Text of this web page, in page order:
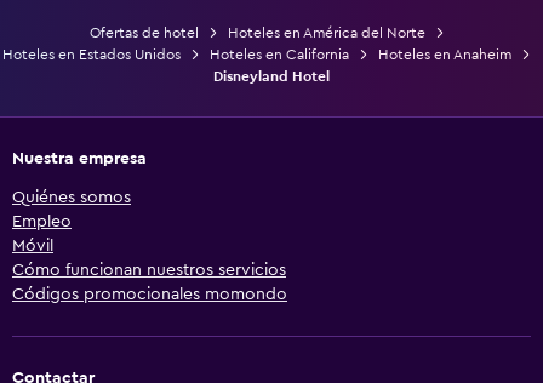
Ofertas de hotel
Hoteles en América del Norte
Hoteles en Estados Unidos
Hoteles en California
Hoteles en Anaheim
Disneyland Hotel
Nuestra empresa
Quiénes somos
Empleo
Móvil
Cómo funcionan nuestros servicios
Códigos promocionales momondo
Contactar